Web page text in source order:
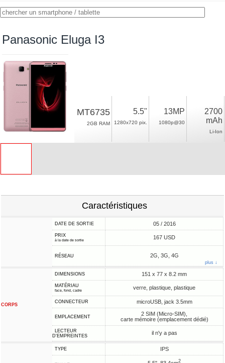
Panasonic Eluga I3
MT6735
2GB RAM
5.5"
1280x720 pix.
13MP
1080p@30
2700
mAh
Li-Ion
Caractéristiques
DATE DE SORTIE 05 / 2016
PRIX
à la date de sortie 167 USD
RÉSEAU 2G, 3G, 4G
plus ↓
CORPS
DIMENSIONS 151 x 77 x 8.2 mm
MATÉRIAU
face, fond, cadre verre, plastique, plastique
CONNECTEUR microUSB, jack 3.5mm
EMPLACEMENT
2 SIM (Micro-SIM),
carte mémoire (emplacement dédié)
LECTEUR
D'EMPREINTES
il n'y a pas
TYPE IPS
2